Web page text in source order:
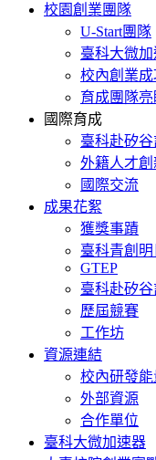
校園創業團隊
U-Start團隊
臺科大微
校內創業成
育成團隊
國際育成
臺科赴矽
外籍人才
國際交流
成果花絮
獲獎事蹟
臺科青創明
GTEP
臺科赴矽
歷屆競賽
工作坊
資源連結
校內研發能
外部資源
合作單位
臺科大微加速器